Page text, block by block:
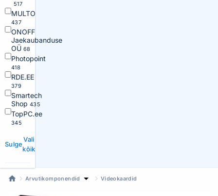
517
MULTO
437
ONOFF
Jaekaubanduse
OÜ 68
Photopoint
418
RDE.EE
379
Smartech
Shop 435
TopPC.ee
345
Sulge
Vali
kõik
Arvutikomponendid Videokaardid